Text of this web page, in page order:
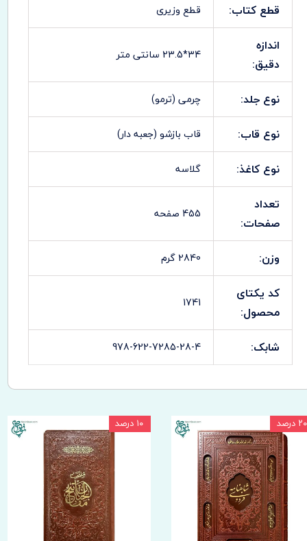
قطع کتاب: قطع وزیری
اندازه
دقیق:
34*23.5 سانتی متر
نوع جلد: چرمی (ترمو)
نوع قاب: قاب بازشو (جعبه دار)
نوع کاغذ: گلاسه
تعداد
صفحات:
455 صفحه
وزن: 2840 گرم
کد یکتای
محصول:
1741
شابک: 978-622-7285-28-4
۲۰ درصد ۱۰ درصد